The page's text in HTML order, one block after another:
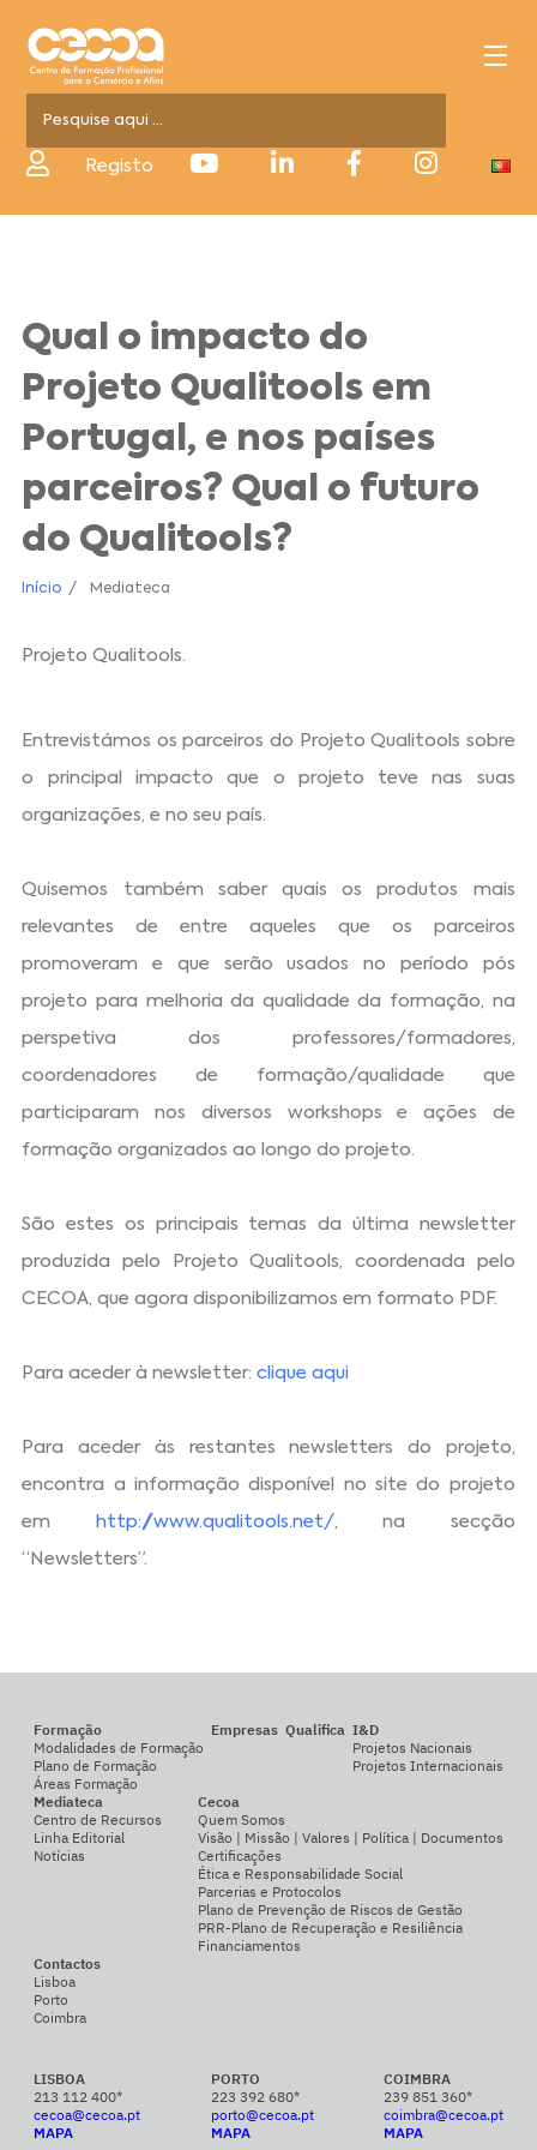
Registo
Qual o impacto do
Projeto Qualitools em
Portugal, e nos países
parceiros? Qual o futuro
do Qualitools?
Início Mediateca
Projeto Qualitools.
Entrevistámos os parceiros do Projeto Qualitools sobre
o principal impacto que o projeto teve nas suas
organizações, e no seu país.
Quisemos também saber quais os produtos mais
relevantes de entre aqueles que os parceiros
promoveram e que serão usados no período pós
projeto para melhoria da qualidade da formação, na
perspetiva dos professores/formadores,
coordenadores de formação/qualidade que
participaram nos diversos workshops e ações de
formação organizados ao longo do projeto.
São estes os principais temas da última newsletter
produzida pelo Projeto Qualitools, coordenada pelo
CECOA, que agora disponibilizamos em formato PDF.
Para aceder à newsletter: clique aqui
Para aceder às restantes newsletters do projeto,
encontra a informação disponível no site do projeto
em http://www.qualitools.net/ , na secção
“Newsletters”.
Formação
Modalidades de Formação
Plano de Formação
Áreas Formação
Empresas Qualifica I&D
Projetos Nacionais
Projetos Internacionais
Mediateca
Centro de Recursos
Linha Editorial
Notícias
Cecoa
Quem Somos
Visão | Missão | Valores | Política | Documentos
Certificações
Ética e Responsabilidade Social
Parcerias e Protocolos
Plano de Prevenção de Riscos de Gestão
PRR-Plano de Recuperação e Resiliência
Financiamentos
Contactos
Lisboa
Porto
Coimbra
LISBOA
213 112 400*
cecoa@cecoa.pt
MAPA
PORTO
223 392 680*
porto@cecoa.pt
MAPA
COIMBRA
239 851 360*
coimbra@cecoa.pt
MAPA